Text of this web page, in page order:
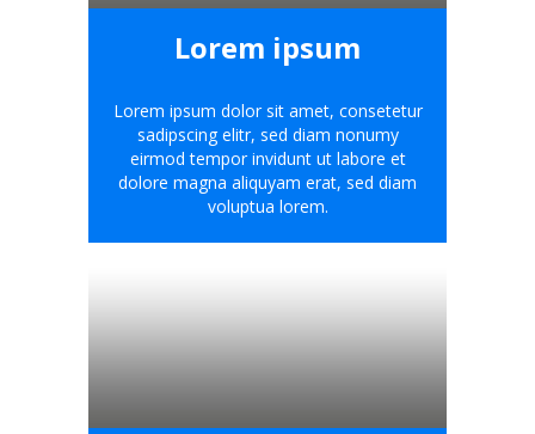
Lorem ipsum
Lorem ipsum dolor sit amet, consetetur
sadipscing elitr, sed diam nonumy
eirmod tempor invidunt ut labore et
dolore magna aliquyam erat, sed diam
voluptua lorem.